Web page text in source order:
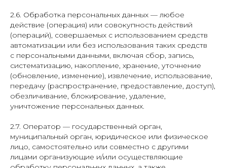
2.6. Обработка персональных данных — любое
действие (операция) или совокупность действий
(операций), совершаемых с использованием средств
автоматизации или без использования таких средств
с персональными данными, включая сбор, запись,
систематизацию, накопление, хранение, уточнение
(обновление, изменение), извлечение, использование,
передачу (распространение, предоставление, доступ),
обезличивание, блокирование, удаление,
уничтожение персональных данных.
2.7. Оператор — государственный орган,
муниципальный орган, юридическое или физическое
лицо, самостоятельно или совместно с другими
лицами организующие и/или осуществляющие